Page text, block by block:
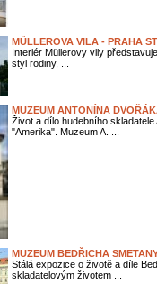
MÜLLEROVA VILA - PRAHA
Interiér Müllerovy vily
styl rodiny, ...
MUZEUM ANTONÍNA
Život a dílo hudebního
"Amerika". Muzeum A. ...
MUZEUM BEDŘICHA
Stálá expozice o životě a díle
skladatelovým životem ...